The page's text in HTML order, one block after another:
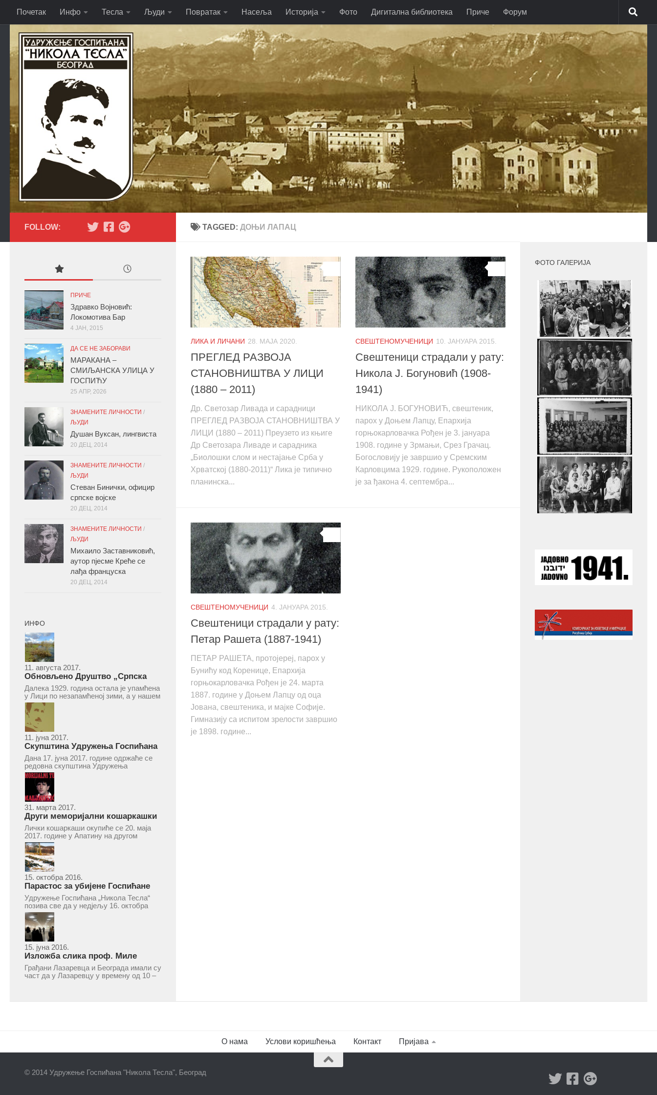
Skip to content
Почетак Инфо Тесла Људи Повратак Насеља Историја Фото Дигитална библиотека Приче Форум
TAGGED: ДОЊИ ЛАПАЦ
ЛИКА И ЛИЧАНИ 28. МАЈА 2020.
ПРЕГЛЕД РАЗВОЈА
СТАНОВНИШТВА У ЛИЦИ
(1880 – 2011)
Др. Светозар Ливада и сарадници
ПРЕГЛЕД РАЗВОЈА СТАНОВНИШТВА У
ЛИЦИ (1880 – 2011) Преузето из књиге
Др Светозара Ливаде и сарадника
„Биолошки слом и нестајање Срба у
Хрватској (1880-2011)“ Лика је типично
планинска...
СВЕШТЕНОМУЧЕНИЦИ 10. ЈАНУАРА 2015.
Свештеници страдали у рату:
Никола Ј. Богуновић (1908-
1941)
НИКОЛА Ј. БОГУНОВИЋ, свештеник,
парох у Доњем Лапцу, Епархија
горњокарловачка Рођен је 3. јануара
1908. године у Зрмањи, Срез Грачац.
Богословију је завршио у Сремским
Карловцима 1929. године. Рукоположен
је за ђакона 4. септембра...
СВЕШТЕНОМУЧЕНИЦИ 4. ЈАНУАРА 2015.
Свештеници страдали у рату:
Петар Рашета (1887-1941)
ПЕТАР РАШЕТА, протојереј, парох у
Бунићу код Коренице, Епархија
горњокарловачка Рођен је 24. марта
1887. године у Доњем Лапцу од оца
Јована, свештеника, и мајке Софије.
Гимназију са испитом зрелости завршио
је 1898. године...
FOLLOW:
ПРИЧЕ
Здравко Војновић:
Локомотива Бар
4 ЈАН, 2015
ДА СЕ НЕ ЗАБОРАВИ
МАРАКАНА –
СМИЉАНСКА УЛИЦА У
ГОСПИЋУ
25 АПР, 2026
ЗНАМЕНИТЕ ЛИЧНОСТИ /
ЉУДИ
Душан Вуксан, лингвиста
20 ДЕЦ, 2014
ЗНАМЕНИТЕ ЛИЧНОСТИ /
ЉУДИ
Стеван Бинички, официр
српске војске
20 ДЕЦ, 2014
ЗНАМЕНИТЕ ЛИЧНОСТИ /
ЉУДИ
Михаило Заставниковић,
аутор пјесме Креће се
лађа француска
20 ДЕЦ, 2014
ИНФО
11. августа 2017.
Обновљено Друштво „Српска
народна читаоница и књижница“
у Врепцу
Далека 1929. година остала је упамћена
у Лици по незапамћеној зими, а у нашем
Врепцу и по оснивању Друштва „Српска
народна читаоница и књижница у
Врепцу“. Потакнути потребом за
културним и духовним уздизањем
група...
11. јуна 2017.
Скупштина Удружења Госпићана
„Никола Тесла“ у суботу 17. јуна
2017.
Дана 17. јуна 2017. године одржаће се
редовна скупштина Удружења
Госпићана „Никола Тесла“ Београд.
Скупштина ће се одржати у простору
ресторана „Тесла“, Савски трг бр. 9
Београд, у 11 часова. За Скупштину је
предложен...
31. марта 2017.
Други меморијални кошаркашки
турнир „Милан Маљковић
Маљак“ у Апатину 20. маја 2017.
Лички кошаркаши окупиће се 20. маја
2017. године у Апатину на другом
меморијалном кошаркашком турниру
„Милан Маљковић Маљак“. Као и
прошле године, учествоваће екипе
Госпића, Личког Осика, Плашког, као и
комбинована екипа кошаркаша из...
15. октобра 2016.
Парастос за убијене Госпићане
Удружење Госпићана „Никола Тесла“
позива све да у недјељу 16. октобра
2016, с почетком у 10.30 часова дођу
у цркву Светог оца Николаја у Борчи
(Улица Вука Караџића 1), гдје ће бити
служен парастос за...
15. јуна 2016.
Изложба слика проф. Миле
Рајшића у Лазаревцу
Грађани Лазаревца и Београда имали су
част да у Лазаревцу у времену од 10 –
ФОТО ГАЛЕРИЈА
О нама Услови коришћења Контакт Пријава
© 2014 Удружење Госпићана "Никола Тесла", Београд